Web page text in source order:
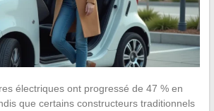
électriques ont progressé de 47 % en
que certains constructeurs traditionnels